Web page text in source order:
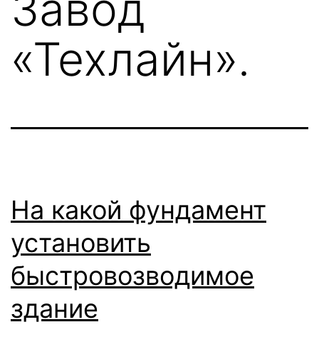
«Техлайн».
На какой фундамент
установить
быстровозводимое
здание